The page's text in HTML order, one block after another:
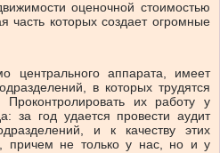
оценочной стоимостью
которых создает огромные
центрального аппарата, имеет
в которых трудятся
Проконтролировать их работу у
за год удается провести аудит
и к качеству этих
причем не только у нас, но и у